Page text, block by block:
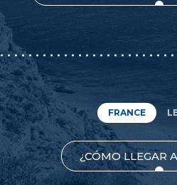
FRANCE
¿CÓMO LLEGAR